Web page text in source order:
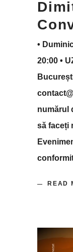
•
20:00 •
numărul
să faceți
READ